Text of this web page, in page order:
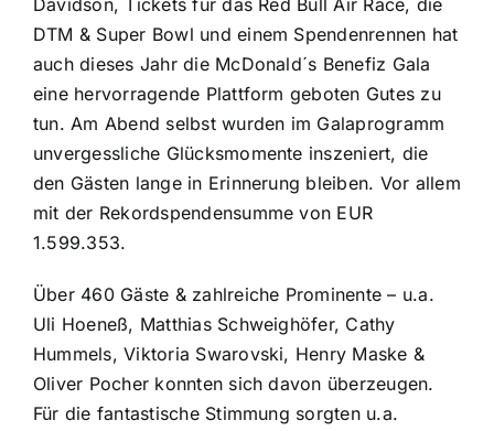
Davidson, Tickets für das Red Bull Air Race, die
DTM & Super Bowl und einem Spendenrennen hat
auch dieses Jahr die McDonald´s Benefiz Gala
eine hervorragende Plattform geboten Gutes zu
tun. Am Abend selbst wurden im Galaprogramm
unvergessliche Glücksmomente inszeniert, die
den Gästen lange in Erinnerung bleiben. Vor allem
mit der Rekordspendensumme von EUR
1.599.353.
Über 460 Gäste & zahlreiche Prominente – u.a.
Uli Hoeneß, Matthias Schweighöfer, Cathy
Hummels, Viktoria Swarovski, Henry Maske &
Oliver Pocher konnten sich davon überzeugen.
Für die fantastische Stimmung sorgten u.a.